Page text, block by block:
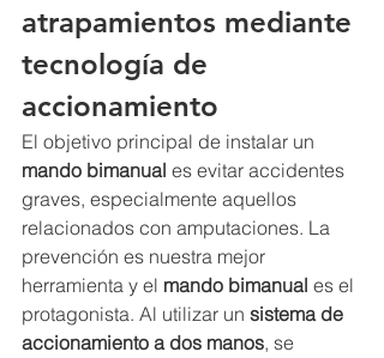
atrapamientos mediante
tecnología de
accionamiento
El objetivo principal de instalar un
mando bimanual es evitar accidentes
graves, especialmente aquellos
relacionados con amputaciones. La
prevención es nuestra mejor
herramienta y el mando bimanual es el
protagonista. Al utilizar un sistema de
accionamiento a dos manos, se